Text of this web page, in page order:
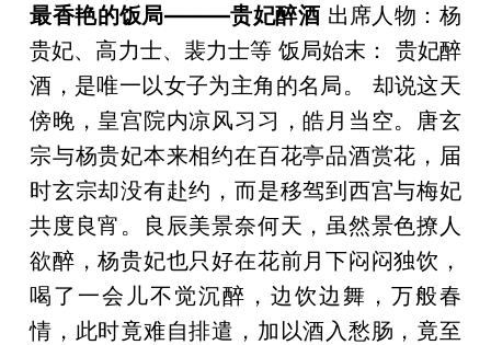
最香艳的饭局———贵妃醉酒 出席人物：杨
贵妃、高力士、裴力士等 饭局始末： 贵妃醉
酒，是唯一以女子为主角的名局。 却说这天
傍晚，皇宫院内凉风习习，皓月当空。唐玄
宗与杨贵妃本来相约在百花亭品酒赏花，届
时玄宗却没有赴约，而是移驾到西宫与梅妃
共度良宵。良辰美景奈何天，虽然景色撩人
欲醉，杨贵妃也只好在花前月下闷闷独饮，
喝了一会儿不觉沉醉，边饮边舞，万般春
情，此时竟难自排遣，加以酒入愁肠，竟至